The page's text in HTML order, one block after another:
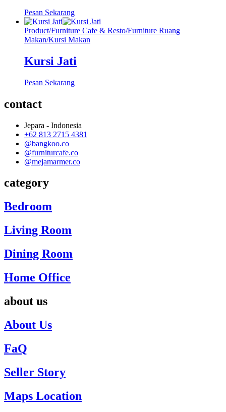
Pesan Sekarang
Product/Furniture Cafe & Resto/Furniture Ruang
Makan/Kursi Makan
Kursi Jati
Pesan Sekarang
contact
Jepara - Indonesia
+62 813 2715 4381
@bangkoo.co
@furniturcafe.co
@mejamarmer.co
category
Bedroom
Living Room
Dining Room
Home Office
about us
About Us
FaQ
Seller Story
Maps Location